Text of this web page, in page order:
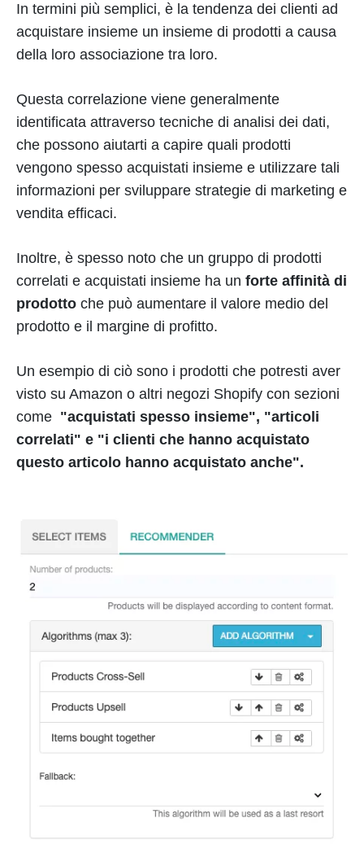
In termini più semplici, è la tendenza dei clienti ad
acquistare insieme un insieme di prodotti a causa
della loro associazione tra loro.
Questa correlazione viene generalmente
identificata attraverso tecniche di analisi dei dati,
che possono aiutarti a capire quali prodotti
vengono spesso acquistati insieme e utilizzare tali
informazioni per sviluppare strategie di marketing e
vendita efficaci.
Inoltre, è spesso noto che un gruppo di prodotti
correlati e acquistati insieme ha un forte affinità di
prodotto che può aumentare il valore medio del
prodotto e il margine di profitto.
Un esempio di ciò sono i prodotti che potresti aver
visto su Amazon o altri negozi Shopify con sezioni
come "acquistati spesso insieme", "articoli
correlati" e "i clienti che hanno acquistato
questo articolo hanno acquistato anche".